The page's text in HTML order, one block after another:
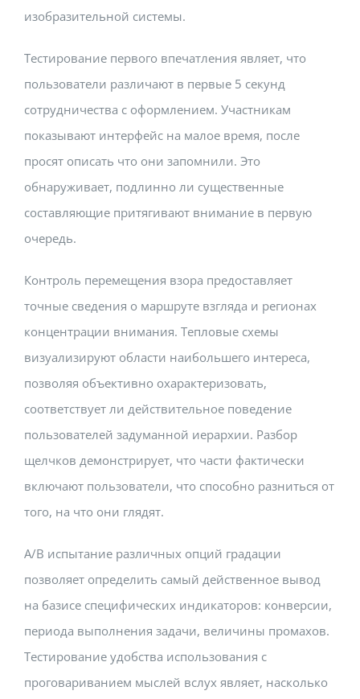
изобразительной системы.
Тестирование первого впечатления являет, что
пользователи различают в первые 5 секунд
сотрудничества с оформлением. Участникам
показывают интерфейс на малое время, после
просят описать что они запомнили. Это
обнаруживает, подлинно ли существенные
составляющие притягивают внимание в первую
очередь.
Контроль перемещения взора предоставляет
точные сведения о маршруте взгляда и регионах
концентрации внимания. Тепловые схемы
визуализируют области наибольшего интереса,
позволяя объективно охарактеризовать,
соответствует ли действительное поведение
пользователей задуманной иерархии. Разбор
щелчков демонстрирует, что части фактически
включают пользователи, что способно разниться от
того, на что они глядят.
A/B испытание различных опций градации
позволяет определить самый действенное вывод
на базисе специфических индикаторов: конверсии,
периода выполнения задачи, величины промахов.
Тестирование удобства использования с
проговариванием мыслей вслух являет, насколько